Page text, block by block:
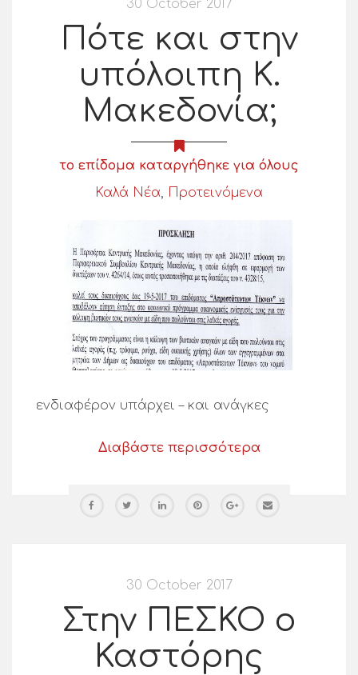
30 October 2017
Πότε και στην
υπόλοιπη Κ.
Μακεδονία;
το επίδομα καταργήθηκε για όλους
Καλά Νέα, Προτεινόμενα
ενδιαφέρον υπάρχει – και ανάγκες
Διαβάστε περισσότερα
30 October 2017
Στην ΠΕΣΚΟ ο
Καστόρης